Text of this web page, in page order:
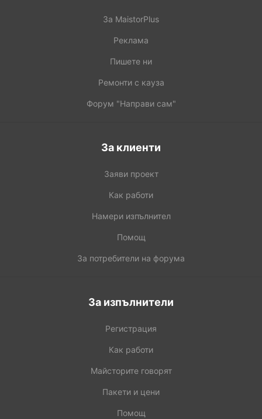
За MaistorPlus
Реклама
Пишете ни
Ремонти с кауза
Форум "Направи сам"
За клиенти
Заяви проект
Как работи
Намери изпълнител
Помощ
За потребители на форума
За изпълнители
Регистрация
Как работи
Майсторите говорят
Пакети и цени
Помощ